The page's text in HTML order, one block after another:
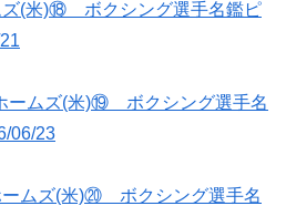
(米)⑱ ボクシング選手名鑑ピ
ームズ(米)⑲ ボクシング選手名
06/23
ムズ(米)⑳ ボクシング選手名